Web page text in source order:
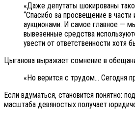
«Даже депутаты шокированы
“Спасибо за просвещение в
аукционами. И самое главное —
вывезенные средства
увести от ответственности хотя
Цыганова выражает сомнение в
«Но верится с трудом… Сегодня
Если вдуматься, становится понятно:
масштаба девяностых получает